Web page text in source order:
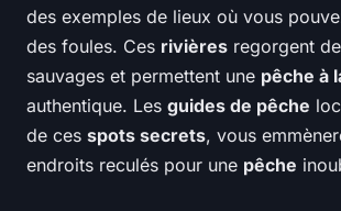
des exemples de lieux où vous
des foules. Ces rivières regorgent de
sauvages et permettent une pêche à
authentique. Les guides de pêche
de ces spots secrets, vous
endroits reculés pour une pêche